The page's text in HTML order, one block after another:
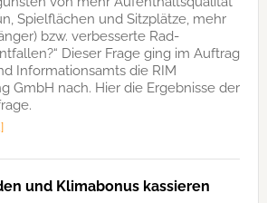
Spielflächen und Sitzplätze, mehr
bzw. verbesserte Rad-
Dieser Frage ging im Auftrag
Informationsamts die RIM
GmbH nach. Hier die Ergebnisse der
und Klimabonus kassieren